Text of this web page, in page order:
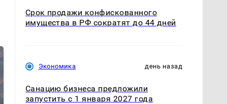
Срок продажи конфискованного
имущества в РФ сократят до 44 дней
Экономика день назад
Санацию бизнеса предложили
запустить с 1 января 2027 года